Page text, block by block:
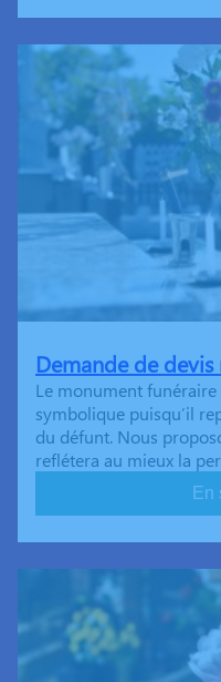
Demande de
Le monument
symbolique puisqu’il
du défunt. Nous
reflétera au mieux la
En